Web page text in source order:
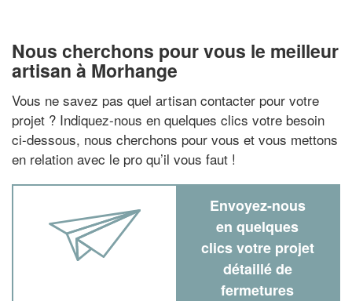
Nous cherchons pour vous le meilleur
artisan à Morhange
Vous ne savez pas quel artisan contacter pour votre
projet ? Indiquez-nous en quelques clics votre besoin
ci-dessous, nous cherchons pour vous et vous mettons
en relation avec le pro qu’il vous faut !
Envoyez-nous
en quelques
clics votre projet
détaillé de
fermetures